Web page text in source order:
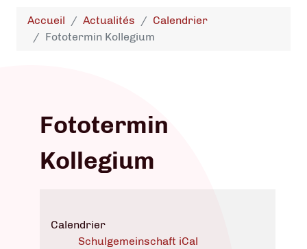
Accueil Actualités
Calendrier
Fototermin Kollegium
Fototermin
Kollegium
Calendrier
Schulgemeinschaft iCal